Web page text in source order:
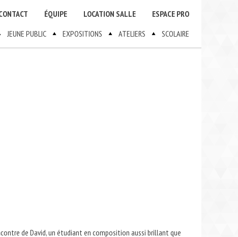
ÉQUIPE LOCATION SALLE
ESPACE PRO
JEUNE PUBLIC EXPOSITIONS ATELIERS SCOLAIRE
de David, un étudiant en composition aussi brillant que